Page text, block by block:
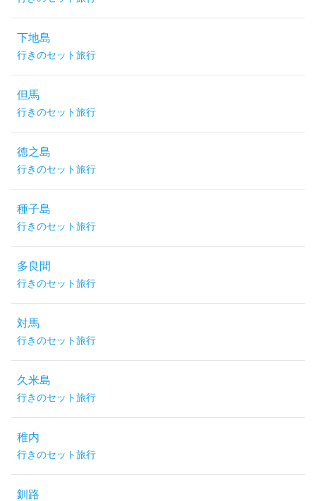
下地島
行きのセット旅行
但馬
行きのセット旅行
徳之島
行きのセット旅行
種子島
行きのセット旅行
多良間
行きのセット旅行
対馬
行きのセット旅行
久米島
行きのセット旅行
稚内
行きのセット旅行
釧路